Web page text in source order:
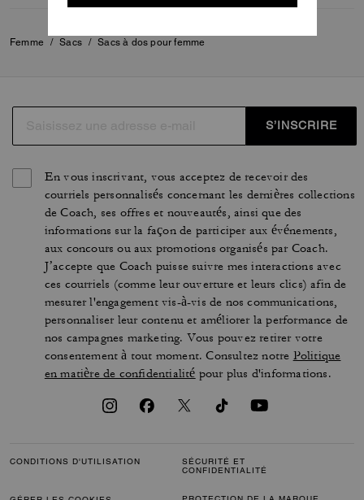
Femme / Sacs / Sacs à dos pour femme
S’INSCRIRE
En vous inscrivant, vous acceptez de recevoir des
courriels personnalisés concernant les dernières collections
de Coach, ses offres et nouveautés, ainsi que des
informations sur la façon de participer aux événements,
aux concours ou aux promotions organisés par Coach.
J’accepte que Coach puisse suivre mes interactions avec
ces courriels (comme leur ouverture et leurs clics) afin de
mesurer l'engagement vis-à-vis de nos communications,
personnaliser leur contenu et améliorer la performance de
nos campagnes marketing. Vous pouvez retirer votre
consentement à tout moment. Consultez notre Politique
en matière de confidentialité pour plus d'informations.
CONDITIONS D'UTILISATION
SÉCURITÉ ET
CONFIDENTIALITÉ